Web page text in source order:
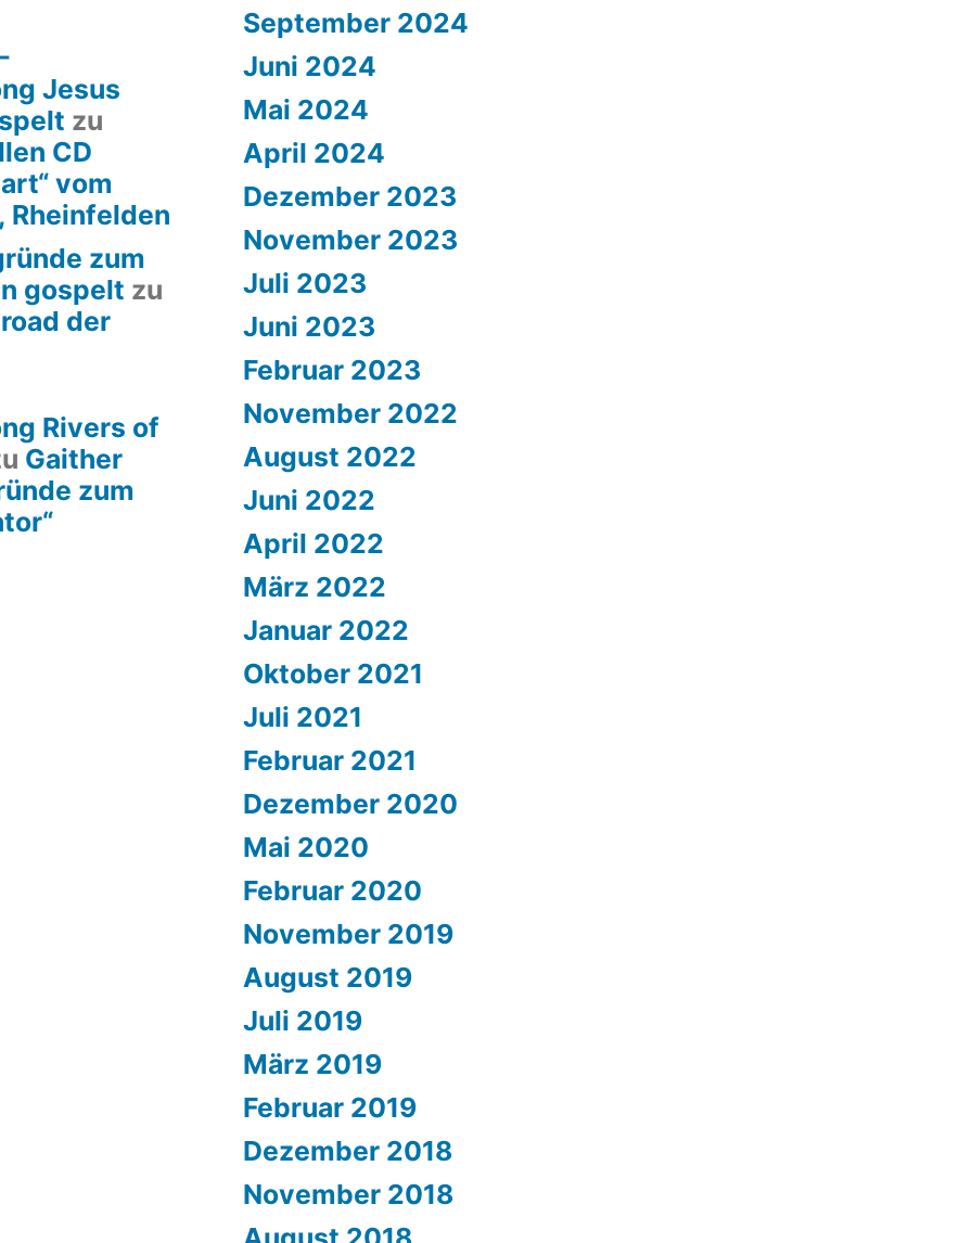
Jesus
zu
CD
vom
Rheinfelden
zum
gospelt zu
der
Rivers of
Gaither
zum
September 2024
Juni 2024
Mai 2024
April 2024
Dezember 2023
November 2023
Juli 2023
Juni 2023
Februar 2023
November 2022
August 2022
Juni 2022
April 2022
März 2022
Januar 2022
Oktober 2021
Juli 2021
Februar 2021
Dezember 2020
Mai 2020
Februar 2020
November 2019
August 2019
Juli 2019
März 2019
Februar 2019
Dezember 2018
November 2018